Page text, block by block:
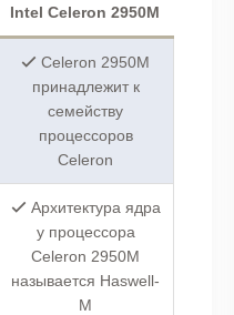
Intel Celeron 2950M
Celeron 2950M
принадлежит к
семейству
процессоров
Celeron
Архитектура ядра
у процессора
Celeron 2950M
называется Haswell-
M